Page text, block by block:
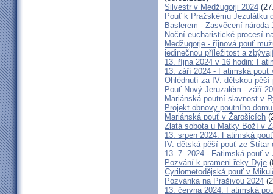
Silvestr v Medžugorji 2024
Pouť k Pražskému Jezulátku
Baslerem - Zasvěcení národa
Noční eucharistické procesí
Medžugorje - říjnová pouť
jedinečnou příležitost a
13. října 2024 v 16 hodin:
13. září 2024 - Fatimská pouť
Ohlédnutí za IV. dětskou
Pouť Nový Jeruzalém - září
Mariánská poutní slavnost v
Projekt obnovy poutního
Mariánská pouť v Žarošicích
Zlatá sobota u Matky Boží v
13. srpen 2024: Fatimská
IV. dětská pěší pouť ze Štítar
13. 7. 2024 - Fatimská pouť
Pozvání k prameni řeky Dyje
Cyrilometodějská pouť v
Pozvánka na Prašivou 2024
13. června 2024: Fatimská